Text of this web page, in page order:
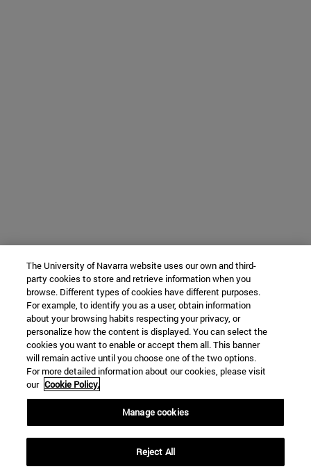
The University of Navarra website uses our own and third-
party cookies to store and retrieve information when you
browse. Different types of cookies have different purposes.
For example, to identify you as a user, obtain information
about your browsing habits respecting your privacy, or
personalize how the content is displayed. You can select the
cookies you want to enable or accept them all. This banner
will remain active until you choose one of the two options.
For more detailed information about our cookies, please visit
our Cookie Policy.
Manage cookies
Reject All